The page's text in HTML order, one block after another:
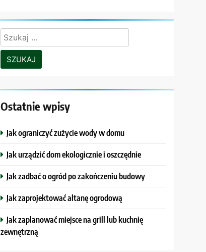
Szukaj:
Ostatnie wpisy
Jak ograniczyć zużycie wody w domu
Jak urządzić dom ekologicznie i oszczędnie
Jak zadbać o ogród po zakończeniu budowy
Jak zaprojektować altanę ogrodową
Jak zaplanować miejsce na grill lub kuchnię
zewnętrzną